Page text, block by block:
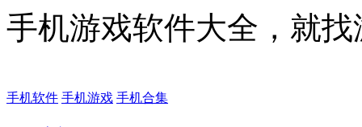
手机游戏软件大全，就
手机软件 手机游戏 手机合集